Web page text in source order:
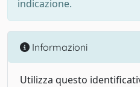
indicazione.
Informazioni
Utilizza questo